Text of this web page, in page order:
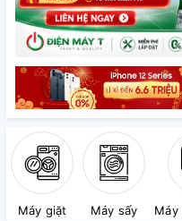
Máy giặt Máy sấy Máy